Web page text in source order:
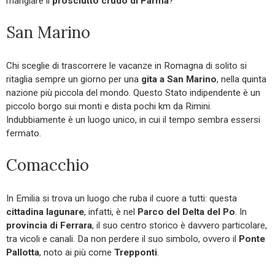
San Marino
Chi sceglie di trascorrere le vacanze in Romagna di solito si
ritaglia sempre un giorno per una gita a San Marino, nella quinta
nazione più piccola del mondo. Questo Stato indipendente è un
piccolo borgo sui monti e dista pochi km da Rimini.
Indubbiamente è un luogo unico, in cui il tempo sembra essersi
fermato.
Comacchio
In Emilia si trova un luogo che ruba il cuore a tutti: questa
cittadina lagunare, infatti, è nel Parco del Delta del Po. In
provincia di Ferrara, il suo centro storico è davvero particolare,
tra vicoli e canali. Da non perdere il suo simbolo, ovvero il Ponte
Pallotta, noto ai più come Trepponti.